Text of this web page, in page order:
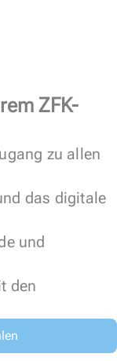
ZFK-
zu allen
das digitale
und
den